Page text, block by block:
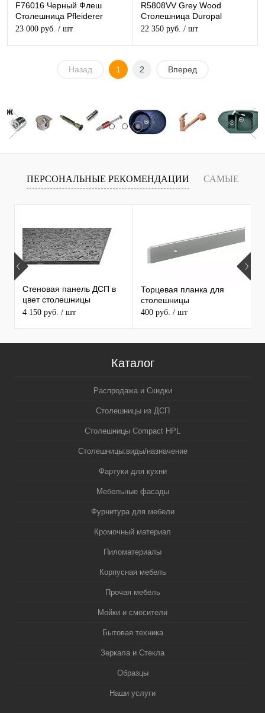
F76016 Черный Флеш
Столешница Pfleiderer
матовая
23 000 руб. / шт
R5808VV Grey Wood
Столешница Duropal
матовая
22 350 руб. / шт
Назад 1 2 Вперед
ПЕРСОНАЛЬНЫЕ РЕКОМЕНДАЦИИ САМЫЕ
ПРОДАВАЕМЫЕ ТОВАРЫ
Стеновая панель ДСП в
цвет столешницы
MAERSS
4 150 руб. / шт
Торцевая планка для
столешницы
400 руб. / шт
Каталог
Распродажа и Скидки
Столешницы из ДСП
Столешницы Compact HPL
Столешницы:виды/назначение
Фартуки для кухни
Мебельные фасады
Фурнитура для мебели
Кромочный материал
Пиломатериалы
Корпусная мебель
Прочая мебель
Мойки и смесители
Бытовая техника
Зеркала и Стекла
Образцы
Наши услуги